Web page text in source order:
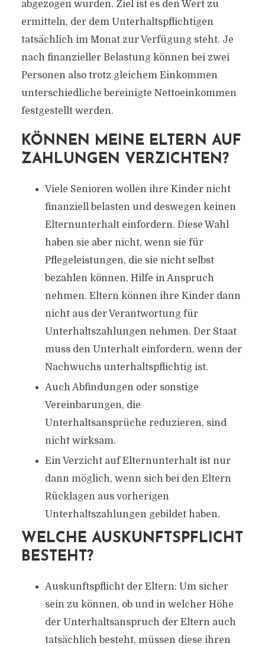
abgezogen wurden. Ziel ist es den Wert zu
ermitteln, der dem Unterhaltspflichtigen
tatsächlich im Monat zur Verfügung steht. Je
nach finanzieller Belastung können bei zwei
Personen also trotz gleichem Einkommen
unterschiedliche bereinigte Nettoeinkommen
festgestellt werden.
KÖNNEN MEINE ELTERN AUF
ZAHLUNGEN VERZICHTEN?
Viele Senioren wollen ihre Kinder nicht
finanziell belasten und deswegen keinen
Elternunterhalt einfordern. Diese Wahl
haben sie aber nicht, wenn sie für
Pflegeleistungen, die sie nicht selbst
bezahlen können, Hilfe in Anspruch
nehmen. Eltern können ihre Kinder dann
nicht aus der Verantwortung für
Unterhaltszahlungen nehmen. Der Staat
muss den Unterhalt einfordern, wenn der
Nachwuchs unterhaltspflichtig ist.
Auch Abfindungen oder sonstige
Vereinbarungen, die
Unterhaltsansprüche reduzieren, sind
nicht wirksam.
Ein Verzicht auf Elternunterhalt ist nur
dann möglich, wenn sich bei den Eltern
Rücklagen aus vorherigen
Unterhaltszahlungen gebildet haben.
WELCHE AUSKUNFTSPFLICHT
BESTEHT?
Auskunftspflicht der Eltern: Um sicher
sein zu können, ob und in welcher Höhe
der Unterhaltsanspruch der Eltern auch
tatsächlich besteht, müssen diese ihren